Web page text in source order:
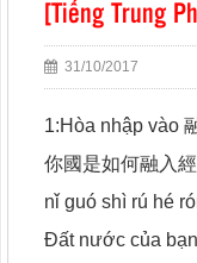
[Tiếng Trung
31/10/2017
1:Hòa nhập vào
你國是如何融入
nǐ guó shì rú hé
Đất nước của